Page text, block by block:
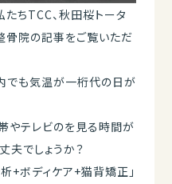
ちTCC、秋田桜トータ
骨院の記事をご覧いただ
でも気温が一桁代の日が
やテレビのを見る時間が
夫でしょうか？
+ボディケア+猫背矯正」